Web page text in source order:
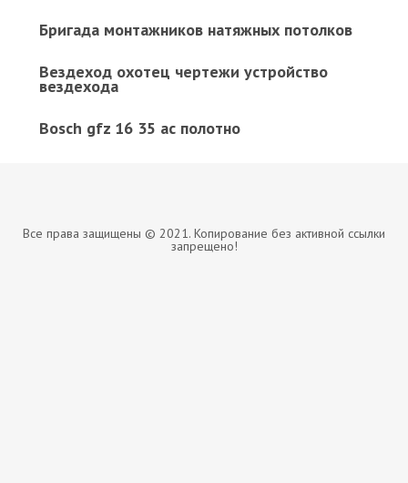
Бригада монтажников натяжных потолков
Вездеход охотец чертежи устройство
вездехода
Bosch gfz 16 35 ac полотно
Все права защищены © 2021. Копирование без активной ссылки
запрещено!